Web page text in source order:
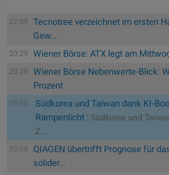
22:59
Tecnotree verzeichnet im ersten
Gew...
20:29 Wiener Börse: ATX legt am
20:28
Wiener Börse Nebenwerte-Blick:
Prozent
05.08.
Südkorea und Taiwan dank KI-
Rampenlicht : Südkorea und
Z...
20:05
QIAGEN übertrifft Prognose für
solider...